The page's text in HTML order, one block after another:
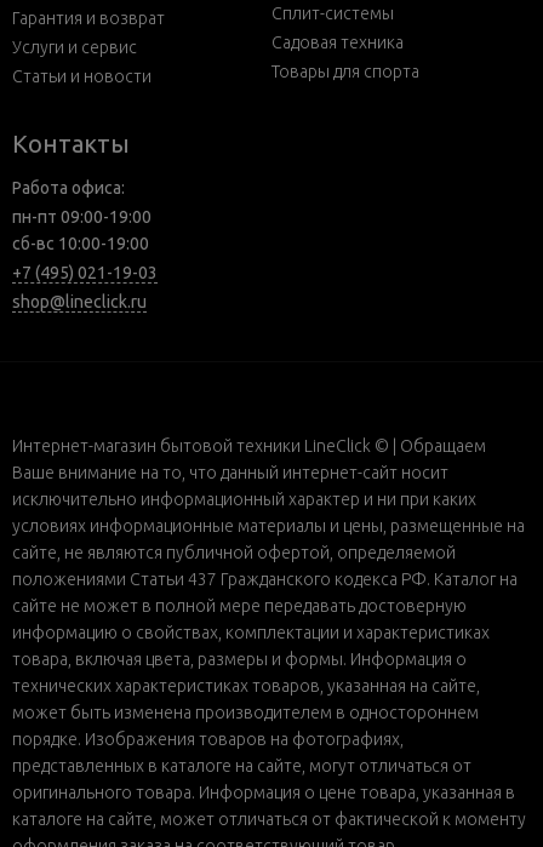
Гарантия и возврат
Услуги и сервис
Статьи и новости
Сплит-системы
Садовая техника
Товары для спорта
Контакты
Работа офиса:
пн-пт 09:00-19:00
сб-вс 10:00-19:00
+7 (495) 021-19-03
shop@lineclick.ru
Интернет-магазин бытовой техники LineClick © | Обращаем
Ваше внимание на то, что данный интернет-сайт носит
исключительно информационный характер и ни при каких
условиях информационные материалы и цены, размещенные на
сайте, не являются публичной офертой, определяемой
положениями Статьи 437 Гражданского кодекса РФ. Каталог на
сайте не может в полной мере передавать достоверную
информацию о свойствах, комплектации и характеристиках
товара, включая цвета, размеры и формы. Информация о
технических характеристиках товаров, указанная на сайте,
может быть изменена производителем в одностороннем
порядке. Изображения товаров на фотографиях,
представленных в каталоге на сайте, могут отличаться от
оригинального товара. Информация о цене товара, указанная в
каталоге на сайте, может отличаться от фактической к моменту